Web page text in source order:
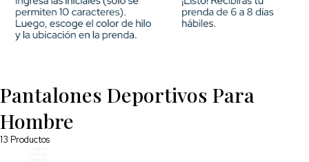
Pantalones Deportivos Para
Hombre
13 Productos